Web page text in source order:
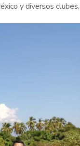
y diversos clubes.